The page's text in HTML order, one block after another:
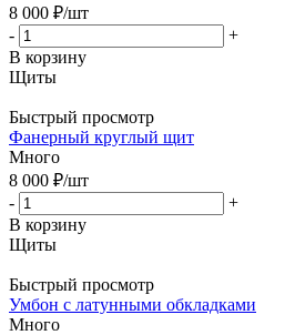
8 000 ₽/шт
-
+
В корзину
Щиты
Быстрый просмотр
Фанерный круглый щит
Много
8 000 ₽/шт
-
+
В корзину
Щиты
Быстрый просмотр
Умбон с латунными обкладками
Много